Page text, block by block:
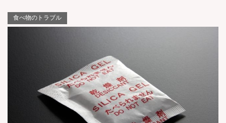
食べ物のトラブル